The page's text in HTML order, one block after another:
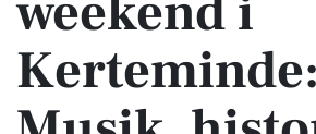
Kerteminde: